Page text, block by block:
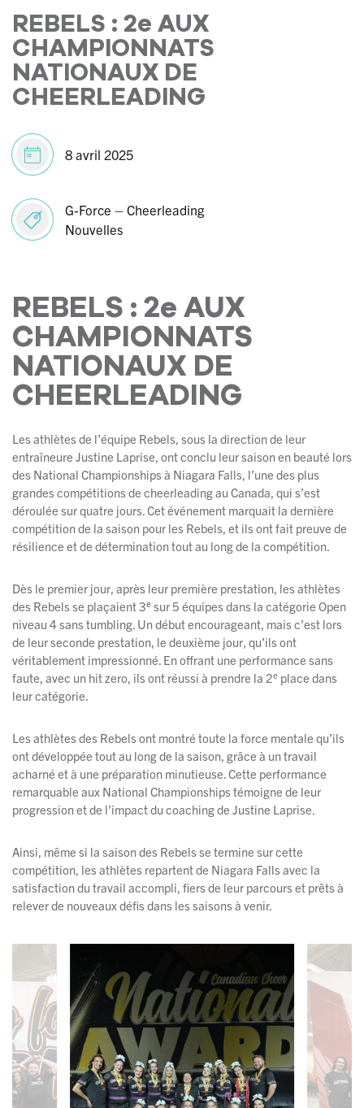
REBELS : 2e AUX
CHAMPIONNATS
NATIONAUX DE
CHEERLEADING
8 avril 2025
G-Force – Cheerleading
Nouvelles
REBELS : 2e AUX
CHAMPIONNATS
NATIONAUX DE
CHEERLEADING
Les athlètes de l’équipe Rebels, sous la direction de leur
entraîneure Justine Laprise, ont conclu leur saison en beauté lors
des National Championships à Niagara Falls, l’une des plus
grandes compétitions de cheerleading au Canada, qui s’est
déroulée sur quatre jours. Cet événement marquait la dernière
compétition de la saison pour les Rebels, et ils ont fait preuve de
résilience et de détermination tout au long de la compétition.
Dès le premier jour, après leur première prestation, les athlètes
des Rebels se plaçaient 3e sur 5 équipes dans la catégorie Open
niveau 4 sans tumbling. Un début encourageant, mais c’est lors
de leur seconde prestation, le deuxième jour, qu’ils ont
véritablement impressionné. En offrant une performance sans
faute, avec un hit zero, ils ont réussi à prendre la 2e place dans
leur catégorie.
Les athlètes des Rebels ont montré toute la force mentale qu’ils
ont développée tout au long de la saison, grâce à un travail
acharné et à une préparation minutieuse. Cette performance
remarquable aux National Championships témoigne de leur
progression et de l’impact du coaching de Justine Laprise.
Ainsi, même si la saison des Rebels se termine sur cette
compétition, les athlètes repartent de Niagara Falls avec la
satisfaction du travail accompli, fiers de leur parcours et prêts à
relever de nouveaux défis dans les saisons à venir.